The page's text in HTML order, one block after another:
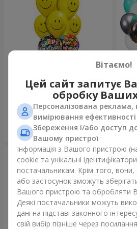
Мікс смайлів "З Днем
Народження"
Замовити
Вітаємо!
Цей сайт запитує
обробку
Персоналізована реклама,
вимірювання ефективності
Збереження і/або доступ
Вашому пристрої
Інформація з Вашого пристрою
cookie та унікальні
постачальникам. Крім того,
або застосунок зможуть
Вашого пристрою та обробляти
Деякі постачальники можуть
дані на підставі законного
свій вибір пізніше через